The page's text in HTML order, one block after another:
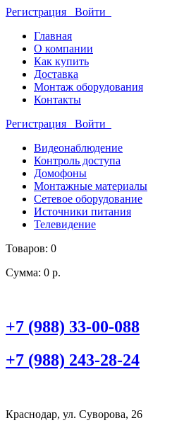
Регистрация Войти
Главная
О компании
Как купить
Доставка
Монтаж оборудования
Контакты
Регистрация Войти
Видеонаблюдение
Контроль доступа
Домофоны
Монтажные материалы
Сетевое оборудование
Источники питания
Телевидение
Товаров: 0
Сумма: 0 р.
+7 (988) 33-00-088
+7 (988) 243-28-24
Краснодар, ул. Суворова, 26